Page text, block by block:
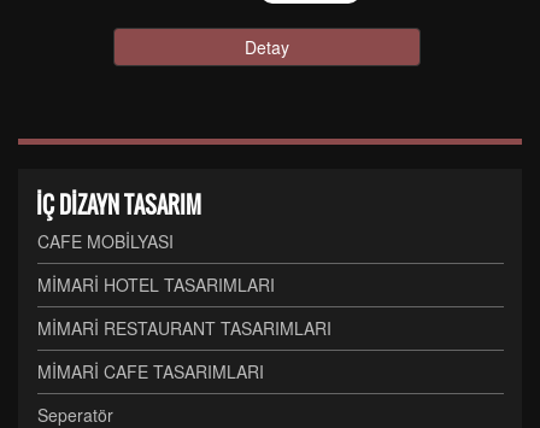
Detay
İÇ DİZAYN TASARIM
CAFE MOBİLYASI
MİMARİ HOTEL TASARIMLARI
MİMARİ RESTAURANT TASARIMLARI
MİMARİ CAFE TASARIMLARI
Seperatör